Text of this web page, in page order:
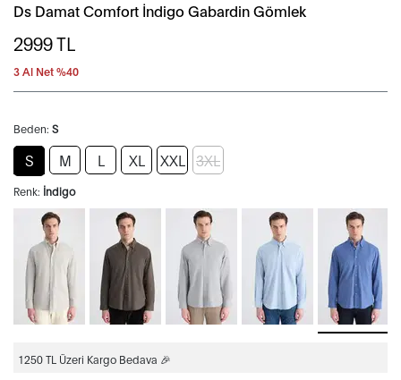
Ds Damat Comfort İndigo Gabardin Gömlek
2999TL
3 Al Net %40
Beden: S
S M L XL XXL 3XL
Renk: İndigo
1250 TL Üzeri Kargo Bedava 🎉